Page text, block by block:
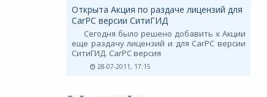
Открыта Акция по раздаче лицензий для
CarPC версии СитиГИД
Сегодня было решено добавить к Акции
еще раздачу лицензий и для CarPC версии
СитиГИД. CarPC версия
28-07-2011, 17:15